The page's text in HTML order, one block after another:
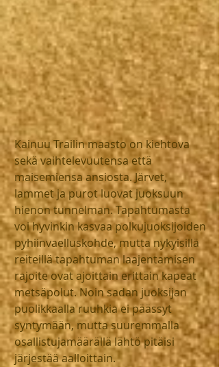
Kainuu Trailin maasto on kiehtova
sekä vaihtelevuutensa että
maisemiensa ansiosta. Järvet,
lammet ja purot luovat juoksuun
hienon tunnelman. Tapahtumasta
voi hyvinkin kasvaa polkujuoksijoiden
pyhiinvaelluskohde, mutta nykyisillä
reiteillä tapahtuman laajentamisen
rajoite ovat ajoittain erittäin kapeat
metsäpolut. Noin sadan juoksijan
puolikkaalla ruuhkia ei päässyt
syntymään, mutta suuremmalla
osallistujamäärällä lähtö pitäisi
järjestää aalloittain.